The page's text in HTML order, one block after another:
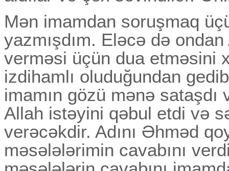
Mən imamdan soruşmaq
yazmışdım. Eləcə də
verməsi üçün dua etməsini
izdihamlı oluduğundan
imamın gözü mənə
Allah istəyini qəbul etdi və
verəcəkdir. Adını Әhməd
məsələlərimin cavabını